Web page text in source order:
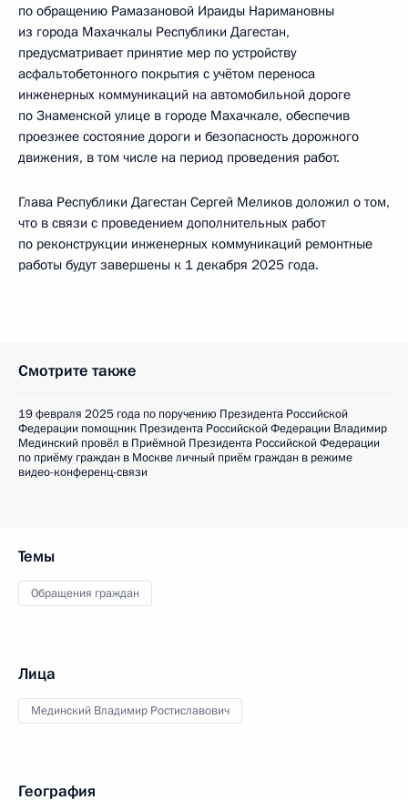
по обращению Рамазановой Ираиды Наримановны
из города Махачкалы Республики Дагестан,
предусматривает принятие мер по устройству
асфальтобетонного покрытия с учётом переноса
инженерных коммуникаций на автомобильной дороге
по Знаменской улице в городе Махачкале, обеспечив
проезжее состояние дороги и безопасность дорожного
движения, в том числе на период проведения работ.
Глава Республики Дагестан Сергей Меликов доложил о том,
что в связи с проведением дополнительных работ
по реконструкции инженерных коммуникаций ремонтные
работы будут завершены к 1 декабря 2025 года.
Смотрите также
19 февраля 2025 года по поручению Президента Российской
Федерации помощник Президента Российской Федерации Владимир
Мединский провёл в Приёмной Президента Российской Федерации
по приёму граждан в Москве личный приём граждан в режиме
видео-конференц-связи
Темы
Обращения граждан
Лица
Мединский Владимир Ростиславович
География